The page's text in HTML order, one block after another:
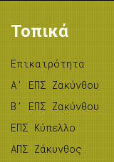
Τοπικά
Επικαιρότητα
A’ ΕΠΣ Ζακύνθου
B’ ΕΠΣ Ζακύνθου
ΕΠΣ Κύπελλο
ΑΠΣ Ζάκυνθος